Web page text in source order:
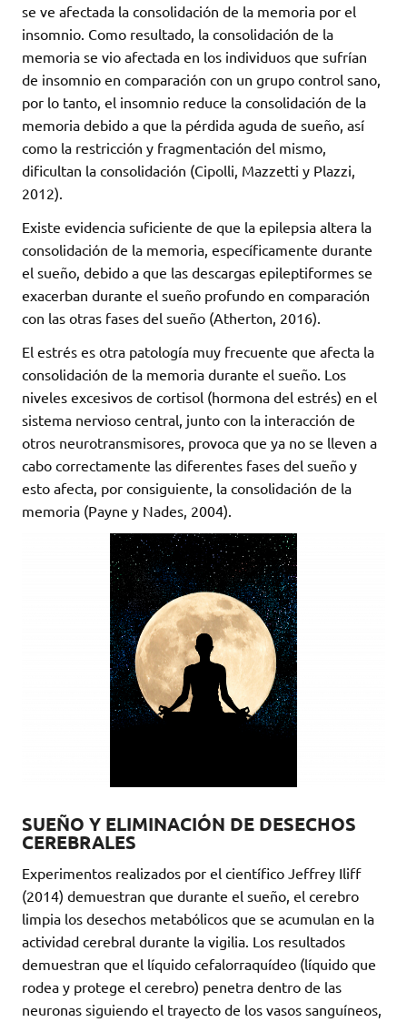
se ve afectada la consolidación de la memoria por el
insomnio. Como resultado, la consolidación de la
memoria se vio afectada en los individuos que sufrían
de insomnio en comparación con un grupo control sano,
por lo tanto, el insomnio reduce la consolidación de la
memoria debido a que la pérdida aguda de sueño, así
como la restricción y fragmentación del mismo,
dificultan la consolidación (Cipolli, Mazzetti y Plazzi,
2012).
Existe evidencia suficiente de que la epilepsia altera la
consolidación de la memoria, específicamente durante
el sueño, debido a que las descargas epileptiformes se
exacerban durante el sueño profundo en comparación
con las otras fases del sueño (Atherton, 2016).
El estrés es otra patología muy frecuente que afecta la
consolidación de la memoria durante el sueño. Los
niveles excesivos de cortisol (hormona del estrés) en el
sistema nervioso central, junto con la interacción de
otros neurotransmisores, provoca que ya no se lleven a
cabo correctamente las diferentes fases del sueño y
esto afecta, por consiguiente, la consolidación de la
memoria (Payne y Nades, 2004).
SUEÑO Y ELIMINACIÓN DE DESECHOS
CEREBRALES
Experimentos realizados por el científico Jeffrey Iliff
(2014) demuestran que durante el sueño, el cerebro
limpia los desechos metabólicos que se acumulan en la
actividad cerebral durante la vigilia. Los resultados
demuestran que el líquido cefalorraquídeo (líquido que
rodea y protege el cerebro) penetra dentro de las
neuronas siguiendo el trayecto de los vasos sanguíneos,